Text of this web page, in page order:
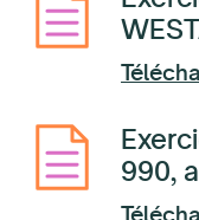
990,